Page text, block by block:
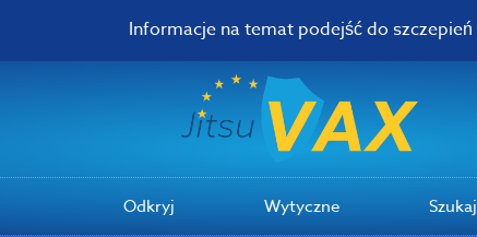
Informacje na temat podejść do szczepień
Odkryj Wytyczne Szukaj